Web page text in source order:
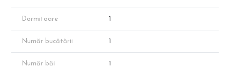
pardoseală.
Baia este echipată cu vas WC încastrat Geberit, iar finisajele pot
Accesul la mijloacele de transport este facil, stația STB fiind la
dezvoltatorului, însă disponibilitatea proprietăților poate varia în
Dormitoare 1
Număr bucătării 1
Număr băi 1